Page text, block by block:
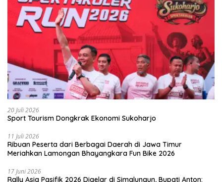
20 Juli 2026
Sport Tourism Dongkrak Ekonomi Sukoharjo
11 Juli 2026
Ribuan Peserta dari Berbagai Daerah di Jawa Timur
Meriahkan Lamongan Bhayangkara Fun Bike 2026
17 Juni 2026
Rally Asia Pasifik 2026 Digelar di Simalungun, Bupati Anton: